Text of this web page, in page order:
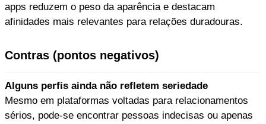
apps reduzem o peso da aparência e destacam
afinidades mais relevantes para relações duradouras.
Contras (pontos negativos)
Alguns perfis ainda não refletem seriedade
Mesmo em plataformas voltadas para relacionamentos
sérios, pode-se encontrar pessoas indecisas ou apenas